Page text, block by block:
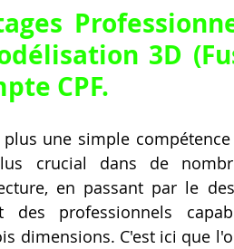
3D
CPF.
une simple
crucial dans de
en passant par le
des professionnels
dimensions. C'est ici que